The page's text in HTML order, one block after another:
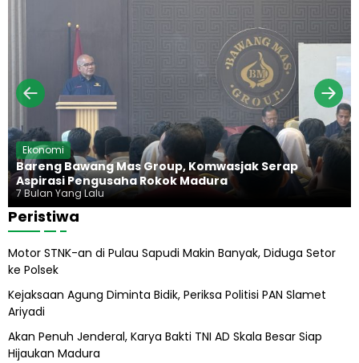
Ekonomi
Bareng Bawang Mas Group, Komwasjak Serap
Aspirasi Pengusaha Rokok Madura
7 Bulan Yang Lalu
Peristiwa
Motor STNK-an di Pulau Sapudi Makin Banyak, Diduga Setor
ke Polsek
Kejaksaan Agung Diminta Bidik, Periksa Politisi PAN Slamet
Ariyadi
Akan Penuh Jenderal, Karya Bakti TNI AD Skala Besar Siap
Hijaukan Madura